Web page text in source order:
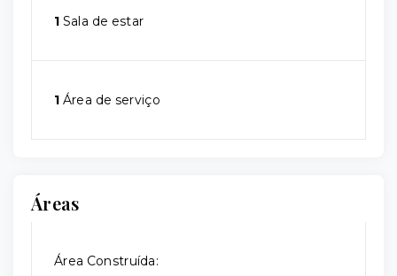
1 Sala de estar
1 Área de serviço
Áreas
Área Construída: